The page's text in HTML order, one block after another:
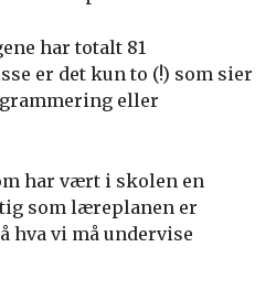
har totalt 81
er det kun to (!) som sier
eller
har vært i skolen en
som læreplanen er
hva vi må undervise